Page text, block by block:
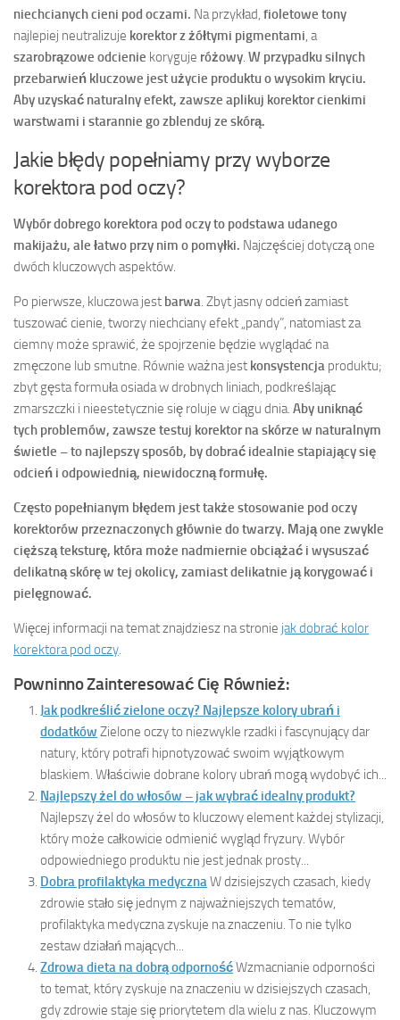
niechcianych cieni pod oczami. Na przykład, fioletowe tony
najlepiej neutralizuje korektor z żółtymi pigmentami, a
szarobrązowe odcienie koryguje różowy. W przypadku silnych
przebarwień kluczowe jest użycie produktu o wysokim kryciu.
Aby uzyskać naturalny efekt, zawsze aplikuj korektor cienkimi
warstwami i starannie go zblenduj ze skórą.
Jakie błędy popełniamy przy wyborze
korektora pod oczy?
Wybór dobrego korektora pod oczy to podstawa udanego
makijażu, ale łatwo przy nim o pomyłki. Najczęściej dotyczą one
dwóch kluczowych aspektów.
Po pierwsze, kluczowa jest barwa. Zbyt jasny odcień zamiast
tuszować cienie, tworzy niechciany efekt „pandy”, natomiast za
ciemny może sprawić, że spojrzenie będzie wyglądać na
zmęczone lub smutne. Równie ważna jest konsystencja produktu;
zbyt gęsta formuła osiada w drobnych liniach, podkreślając
zmarszczki i nieestetycznie się roluje w ciągu dnia. Aby uniknąć
tych problemów, zawsze testuj korektor na skórze w naturalnym
świetle – to najlepszy sposób, by dobrać idealnie stapiający się
odcień i odpowiednią, niewidoczną formułę.
Często popełnianym błędem jest także stosowanie pod oczy
korektorów przeznaczonych głównie do twarzy. Mają one zwykle
cięższą teksturę, która może nadmiernie obciążać i wysuszać
delikatną skórę w tej okolicy, zamiast delikatnie ją korygować i
pielęgnować.
Więcej informacji na temat znajdziesz na stronie jak dobrać kolor
korektora pod oczy.
Powninno Zainteresować Cię Również:
Jak podkreślić zielone oczy? Najlepsze kolory ubrań i
dodatków Zielone oczy to niezwykle rzadki i fascynujący dar
natury, który potrafi hipnotyzować swoim wyjątkowym
blaskiem. Właściwie dobrane kolory ubrań mogą wydobyć ich...
Najlepszy żel do włosów – jak wybrać idealny produkt?
Najlepszy żel do włosów to kluczowy element każdej stylizacji,
który może całkowicie odmienić wygląd fryzury. Wybór
odpowiedniego produktu nie jest jednak prosty...
Dobra profilaktyka medycznaW dzisiejszych czasach, kiedy
zdrowie stało się jednym z najważniejszych tematów,
profilaktyka medyczna zyskuje na znaczeniu. To nie tylko
zestaw działań mających...
Zdrowa dieta na dobrą odpornośćWzmacnianie odporności
to temat, który zyskuje na znaczeniu w dzisiejszych czasach,
gdy zdrowie staje się priorytetem dla wielu z nas. Kluczowym